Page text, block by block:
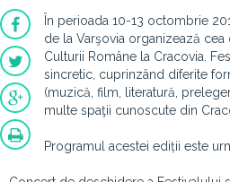
În perioada 10-13 octombrie
de la Varşovia organizează
Culturii Române la Cracovia.
sincretic, cuprinzând diferite
(muzică, film, literatură,
multe spaţii cunoscute din
Programul acestei ediții este